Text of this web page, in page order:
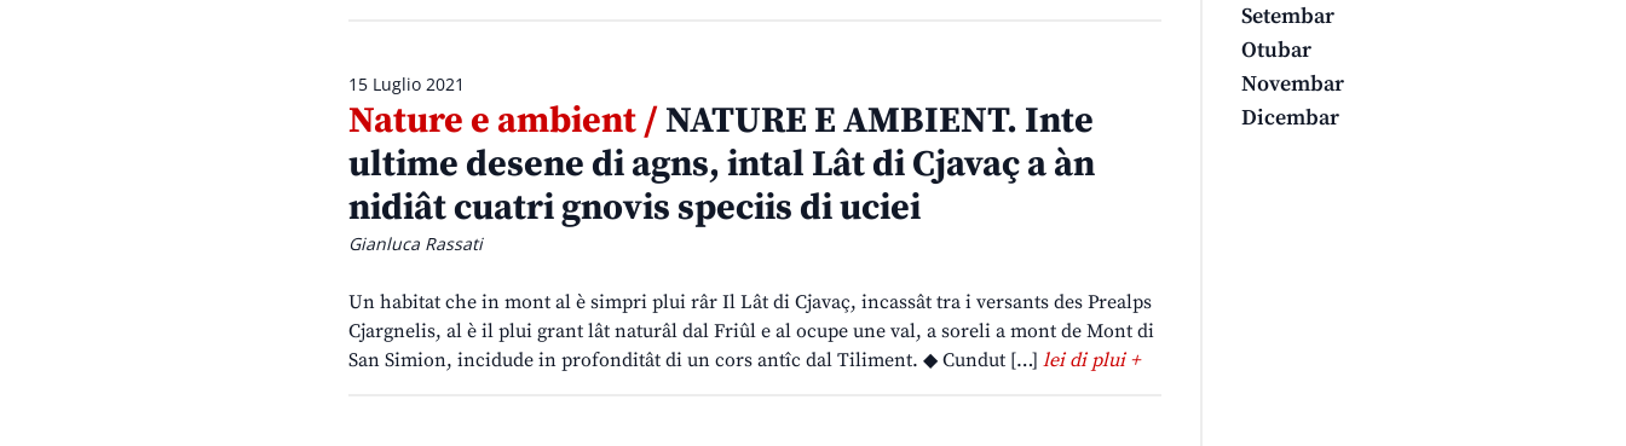
15 Luglio 2021
Nature e ambient /NATURE E AMBIENT. Inte
ultime desene di agns, intal Lât di Cjavaç a àn
nidiât cuatri gnovis speciis di uciei
Gianluca Rassati
Un habitat che in mont al è simpri plui râr Il Lât di Cjavaç, incassât tra i versants des Prealps
Cjargnelis, al è il plui grant lât naturâl dal Friûl e al ocupe une val, a soreli a mont de Mont di
San Simion, incidude in profonditât di un cors antîc dal Tiliment. ◆ Cundut […] lei di plui +
Setembar
Otubar
Novembar
Dicembar